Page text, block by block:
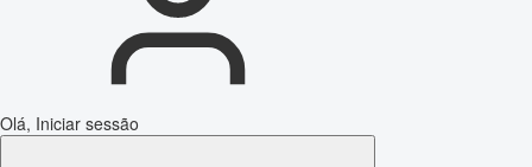
Olá, Iniciar sessão